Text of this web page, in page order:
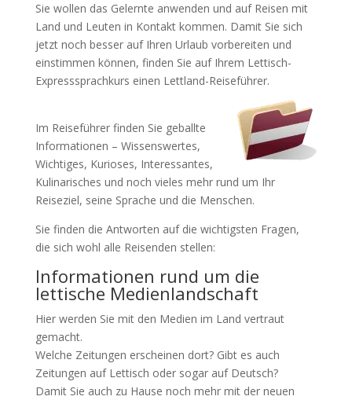
Sie wollen das Gelernte anwenden und auf Reisen mit
Land und Leuten in Kontakt kommen. Damit Sie sich
jetzt noch besser auf Ihren Urlaub vorbereiten und
einstimmen können, finden Sie auf Ihrem Lettisch-
Expresssprachkurs einen Lettland-Reiseführer.
Im Reiseführer finden Sie geballte
Informationen – Wissenswertes,
Wichtiges, Kurioses, Interessantes,
Kulinarisches und noch vieles mehr rund um Ihr
Reiseziel, seine Sprache und die Menschen.
Sie finden die Antworten auf die wichtigsten Fragen,
die sich wohl alle Reisenden stellen:
Informationen rund um die
lettische Medienlandschaft
Hier werden Sie mit den Medien im Land vertraut
gemacht.
Welche Zeitungen erscheinen dort? Gibt es auch
Zeitungen auf Lettisch oder sogar auf Deutsch?
Damit Sie auch zu Hause noch mehr mit der neuen